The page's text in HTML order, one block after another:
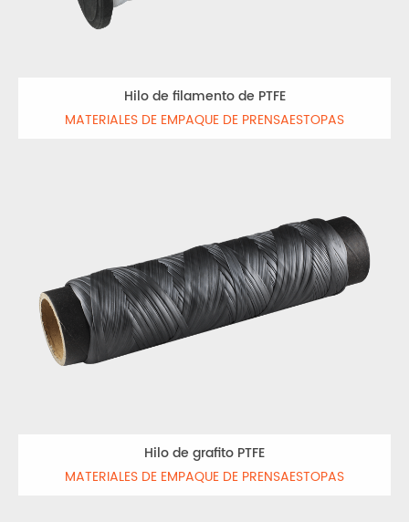
Hilo de filamento de PTFE
MATERIALES DE EMPAQUE DE PRENSAESTOPAS
Hilo de grafito PTFE
MATERIALES DE EMPAQUE DE PRENSAESTOPAS